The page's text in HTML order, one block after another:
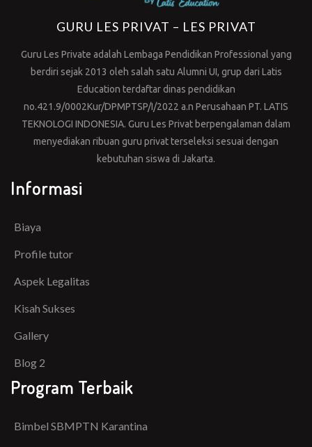
GURU LES PRIVAT – LES PRIVAT
Guru Les Private adalah Lembaga Pendidikan Professional yang
berdiri sejak 2013 oleh salah satu Alumni UI, grup dari Latis
Education terdaftar dinas pendidikan
no.421.9/0002Kur/DPMPTSP/I/2022 a.n Perusahaan PT. LATIS
TEKNOLOGI INDONESIA. Guru Les Privat berpengalaman dalam
menyediakan ribuan guru privat terseleksi sesuai dengan
kebutuhan siswa di Jakarta.
Informasi
Biaya
Profile tutor
Aspek Legalitas
Kisah Sukses
Gallery
Blog 2
Program Terbaik
Bimbel SBMPTN Karantina